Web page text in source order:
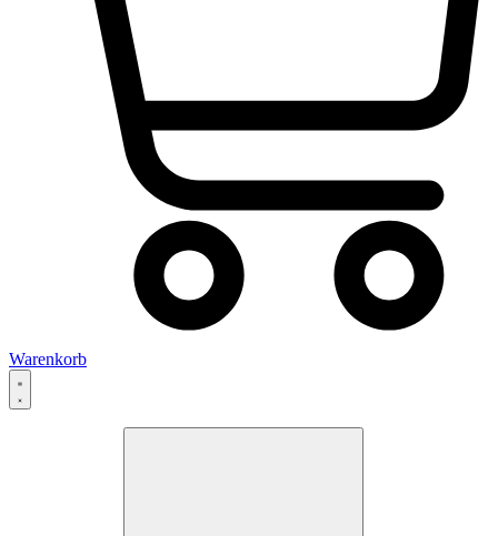
Warenkorb